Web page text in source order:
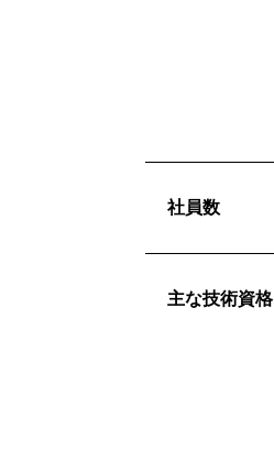
社員数
主な技術資格